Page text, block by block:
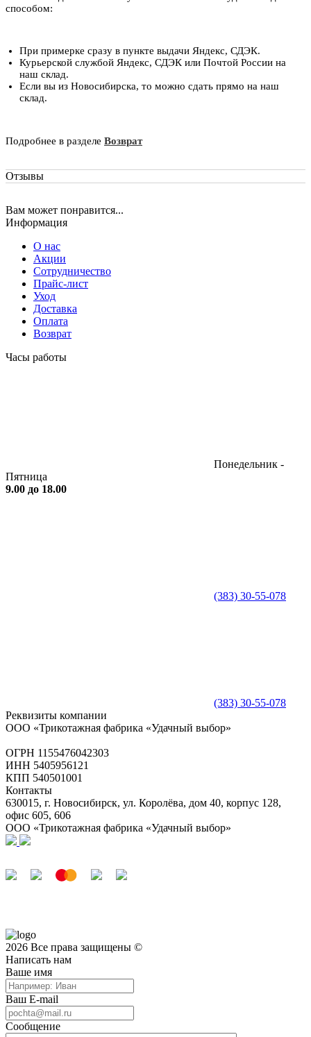
способом:
При примерке сразу в пункте выдачи Яндекс, СДЭК.
Курьерской службой Яндекс, СДЭК или Почтой России на
наш склад.
Если вы из Новосибирска, то можно сдать прямо на наш
склад.
Подробнее в разделе Возврат
Отзывы
Вам может понравится...
Информация
О нас
Акции
Сотрудничество
Прайс-лист
Уход
Доставка
Оплата
Возврат
Часы работы
Понедельник -
Пятница
9.00 до 18.00
(383) 30-55-078
(383) 30-55-078
Реквизиты компании
ООО «Трикотажная фабрика «Удачный выбор»
ОГРН 1155476042303
ИНН 5405956121
КПП 540501001
Контакты
630015, г. Новосибирск, ул. Королёва, дом 40, корпус 128,
офис 605, 606
ООО «Трикотажная фабрика «Удачный выбор»
2026 Все права защищены ©
Написать нам
Ваше имя
Ваш E-mail
Сообщение